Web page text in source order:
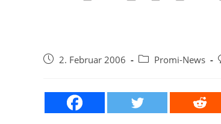
Beitrag2. Februar 2006
Beitrags-
Promi-News